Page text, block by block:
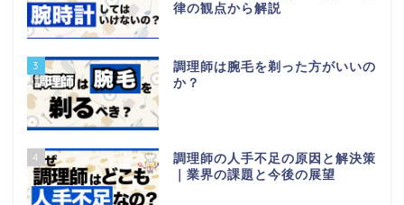
律の観点から解説
3
調理師は腕毛を剃った方がいいの
か？
4
調理師の人手不足の原因と解決策
｜業界の課題と今後の展望